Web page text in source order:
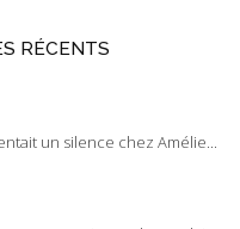
RÉCENTS
un silence chez Amélie...